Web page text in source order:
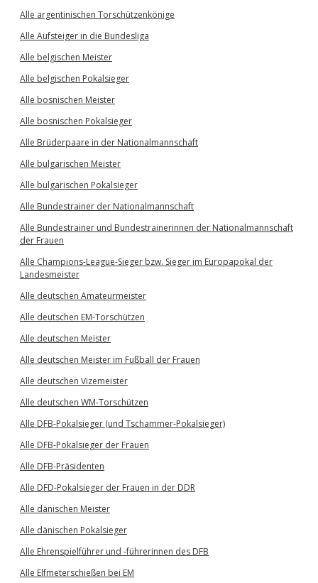
Alle argentinischen Torschützenkönige
Alle Aufsteiger in die Bundesliga
Alle belgischen Meister
Alle belgischen Pokalsieger
Alle bosnischen Meister
Alle bosnischen Pokalsieger
Alle Brüderpaare in der Nationalmannschaft
Alle bulgarischen Meister
Alle bulgarischen Pokalsieger
Alle Bundestrainer der Nationalmannschaft
Alle Bundestrainer und Bundestrainerinnen der Nationalmannschaft
der Frauen
Alle Champions-League-Sieger bzw. Sieger im Europapokal der
Landesmeister
Alle deutschen Amateurmeister
Alle deutschen EM-Torschützen
Alle deutschen Meister
Alle deutschen Meister im Fußball der Frauen
Alle deutschen Vizemeister
Alle deutschen WM-Torschützen
Alle DFB-Pokalsieger (und Tschammer-Pokalsieger)
Alle DFB-Pokalsieger der Frauen
Alle DFB-Präsidenten
Alle DFD-Pokalsieger der Frauen in der DDR
Alle dänischen Meister
Alle dänischen Pokalsieger
Alle Ehrenspielführer und -führerinnen des DFB
Alle Elfmeterschießen bei EM